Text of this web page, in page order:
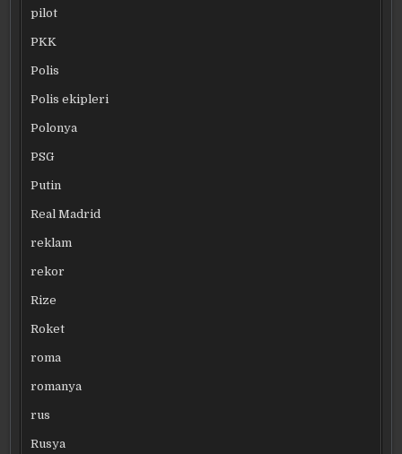
pilot
PKK
Polis
Polis ekipleri
Polonya
PSG
Putin
Real Madrid
reklam
rekor
Rize
Roket
roma
romanya
rus
Rusya